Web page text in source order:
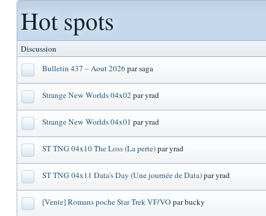
Hot spots
Discussion
Bulletin 437 – Aout 2026par saga
Strange New Worlds 04x02par yrad
Strange New Worlds 04x01 par yrad
ST TNG 04x10 The Loss (La perte)par yrad
ST TNG 04x11 Data's Day (Une journée de Data)par yrad
[Vente] Romans poche Star Trek VF/VOpar bucky